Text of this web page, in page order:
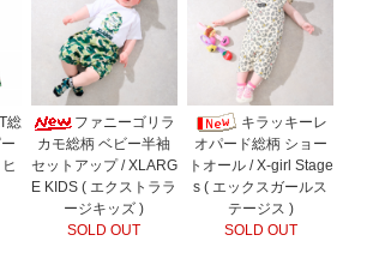
総
ファニーゴリラ
カモ総柄 ベビー半袖
セットアップ / XLARG
E KIDS ( エクストララ
ージキッズ )
SOLD OUT
キラッキーレ
オパード総柄 ショー
トオール / X-girl Stage
s ( エックスガールス
テージス )
SOLD OUT